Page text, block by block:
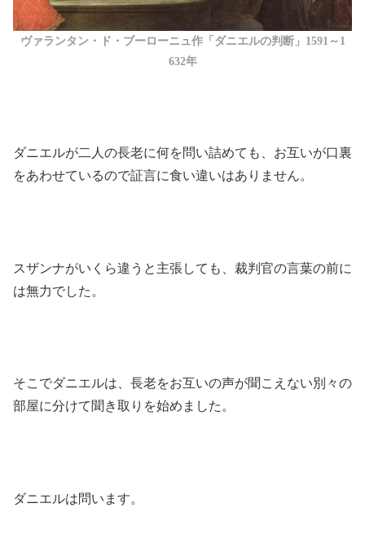
ヴァランタン・ド・ブーローニュ作「ダニエルの判断」1591～1
632年
ダニエルが二人の長老に何を問い詰めても、お互いが口裏
をあわせているので証言に食い違いはありません。
スザンナがいくら違うと主張しても、裁判官の言葉の前に
は無力でした。
そこでダニエルは、長老をお互いの声が聞こえない別々の
部屋に分けて聞き取りを始めました。
ダニエルは問います。